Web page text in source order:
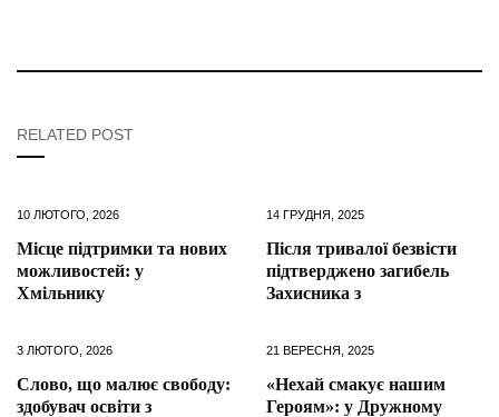
RELATED POST
10 ЛЮТОГО, 2026
Місце підтримки та нових
можливостей: у
Хмільнику
14 ГРУДНЯ, 2025
Після тривалої безвісти
підтверджено загибель
Захисника з
3 ЛЮТОГО, 2026
Слово, що малює свободу:
здобувач освіти з
21 ВЕРЕСНЯ, 2025
«Нехай смакує нашим
Героям»: у Дружному